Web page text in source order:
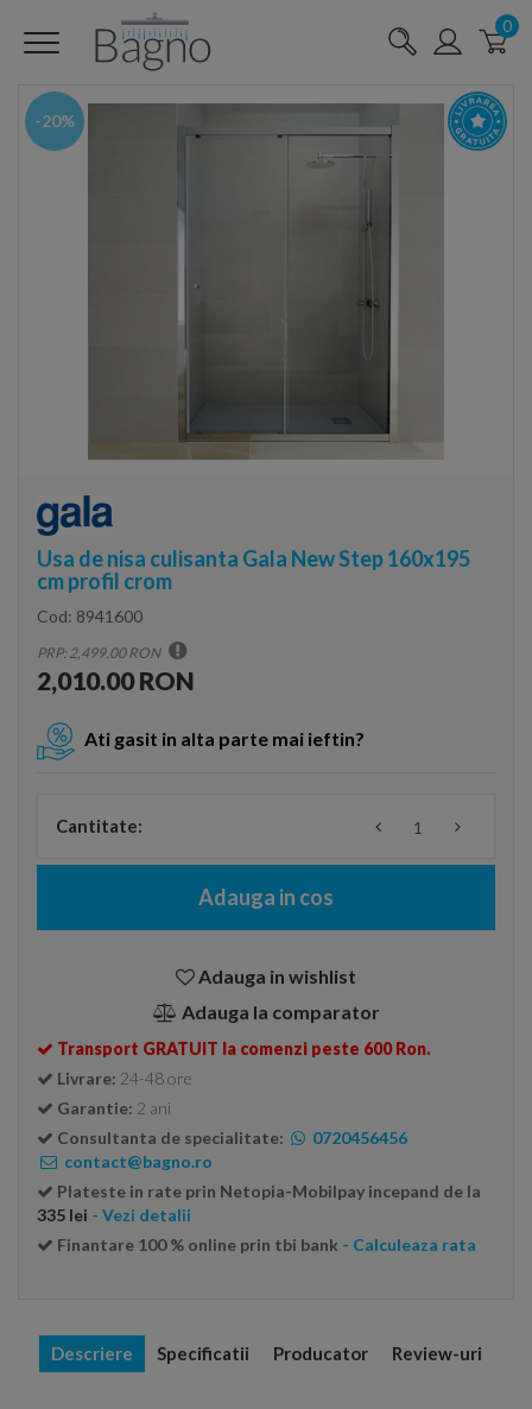
0
-20%
Usa de nisa culisanta Gala New Step 160x195
cm profil crom
Cod: 8941600
PRP: 2,499.00 RON
2,010.00 RON
Ati gasit in alta parte mai ieftin?
Cantitate:
Adauga in cos
Adauga in wishlist
Adauga la comparator
Transport GRATUIT la comenzi peste 600 Ron.
Livrare: 24-48 ore
Garantie: 2 ani
Consultanta de specialitate:
0720456456
contact@bagno.ro
Plateste in rate prin Netopia-Mobilpay incepand de la
335 lei - Vezi detalii
Finantare 100 % online prin tbi bank - Calculeaza rata
Descriere Specificatii Producator Review-uri